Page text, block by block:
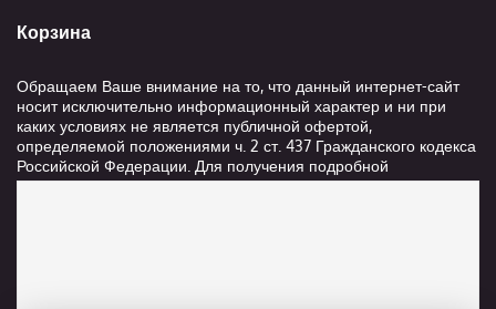
Корзина
Обращаем Ваше внимание на то, что данный интернет-сайт
носит исключительно информационный характер и ни при
каких условиях не является публичной офертой,
определяемой положениями ч. 2 ст. 437 Гражданского кодекса
Российской Федерации. Для получения подробной
информации о стоимости и сроках выполнения услуг,